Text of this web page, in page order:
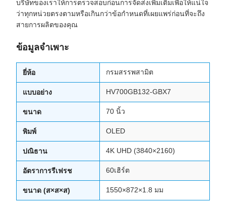
บริษัทของเราให้การตรวจสอบก่อนการจัดส่งเพิ่มเติมเพื่อให้แน่ใจ
ว่าทุกหน่วยตรงตามหรือเกินกว่าข้อกำหนดที่เผยแพร่ก่อนที่จะถึง
สายการผลิตของคุณ
ข้อมูลจำเพาะ
ยี่ห้อ กรมสรรพสามิต
แบบอย่าง HV700GB132-GBX7
ขนาด 70 นิ้ว
พิมพ์ OLED
ปณิธาน 4K UHD (3840×2160)
อัตราการรีเฟรช 60เฮิร์ต
ขนาด (ส×ส×ส) 1550×872×1.8 มม